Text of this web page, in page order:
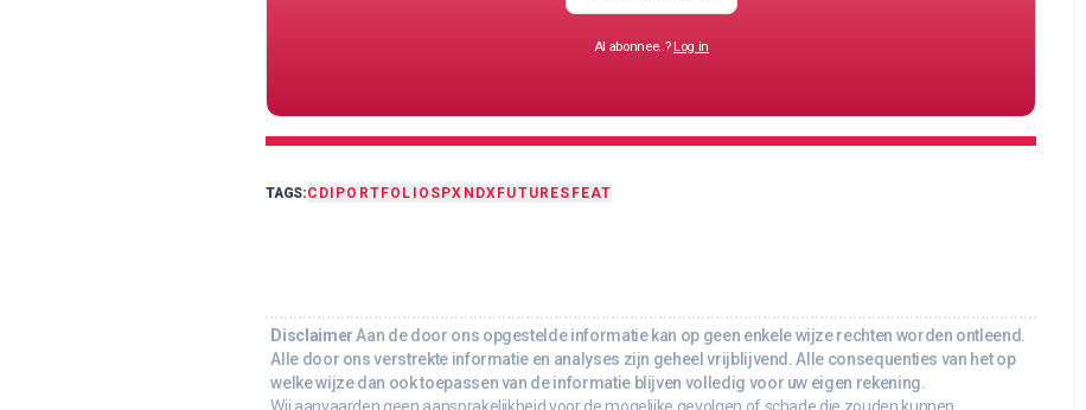
Al abonnee..? Log in
TAGS:CDI PORTFOLIO SPX NDXFUTURES FEAT
Disclaimer Aan de door ons opgestelde informatie kan op geen enkele wijze rechten worden ontleend.
Alle door ons verstrekte informatie en analyses zijn geheel vrijblijvend. Alle consequenties van het op
welke wijze dan ook toepassen van de informatie blijven volledig voor uw eigen rekening.
Wij aanvaarden geen aansprakelijkheid voor de mogelijke gevolgen of schade die zouden kunnen